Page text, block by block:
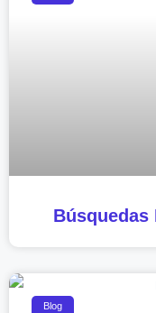
Búsquedas
Blog